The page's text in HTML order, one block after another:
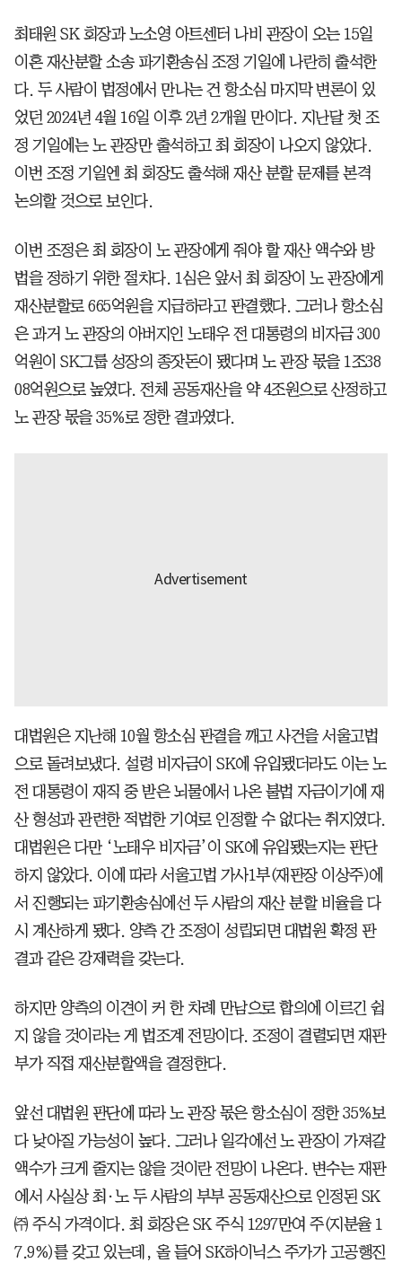
최태원 SK 회장과 노소영 아트센터 나비 관장이 오는 15일
이혼 재산분할 소송 파기환송심 조정 기일에 나란히 출석한
다. 두 사람이 법정에서 만나는 건 항소심 마지막 변론이 있
었던 2024년 4월 16일 이후 2년 2개월 만이다. 지난달 첫 조
정 기일에는 노 관장만 출석하고 최 회장이 나오지 않았다.
이번 조정 기일엔 최 회장도 출석해 재산 분할 문제를 본격
논의할 것으로 보인다.
이번 조정은 최 회장이 노 관장에게 줘야 할 재산 액수와 방
법을 정하기 위한 절차다. 1심은 앞서 최 회장이 노 관장에게
재산분할로 665억원을 지급하라고 판결했다. 그러나 항소심
은 과거 노 관장의 아버지인 노태우 전 대통령의 비자금 300
억원이 SK그룹 성장의 종잣돈이 됐다며 노 관장 몫을 1조38
08억원으로 높였다. 전체 공동재산을 약 4조원으로 산정하고
노 관장 몫을 35%로 정한 결과였다.
대법원은 지난해 10월 항소심 판결을 깨고 사건을 서울고법
으로 돌려보냈다. 설령 비자금이 SK에 유입됐더라도 이는 노
전 대통령이 재직 중 받은 뇌물에서 나온 불법 자금이기에 재
산 형성과 관련한 적법한 기여로 인정할 수 없다는 취지였다.
대법원은 다만 ‘노태우 비자금’이 SK에 유입됐는지는 판단
하지 않았다. 이에 따라 서울고법 가사1부(재판장 이상주)에
서 진행되는 파기환송심에선 두 사람의 재산 분할 비율을 다
시 계산하게 됐다. 양측 간 조정이 성립되면 대법원 확정 판
결과 같은 강제력을 갖는다.
하지만 양측의 이견이 커 한 차례 만남으로 합의에 이르긴 쉽
지 않을 것이라는 게 법조계 전망이다. 조정이 결렬되면 재판
부가 직접 재산분할액을 결정한다.
앞선 대법원 판단에 따라 노 관장 몫은 항소심이 정한 35%보
다 낮아질 가능성이 높다. 그러나 일각에선 노 관장이 가져갈
액수가 크게 줄지는 않을 것이란 전망이 나온다. 변수는 재판
에서 사실상 최·노 두 사람의 부부 공동재산으로 인정된 SK
㈜ 주식 가격이다. 최 회장은 SK 주식 1297만여 주(지분율 1
7.9%)를 갖고 있는데, 올 들어 SK하이닉스 주가가 고공행진